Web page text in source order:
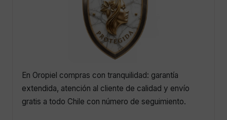
En Oropiel compras con tranquilidad: garantía
extendida, atención al cliente de calidad y envío
gratis a todo Chile con número de seguimiento.